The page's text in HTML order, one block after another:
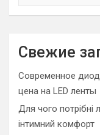
a
c
Свежие
Современное
цена на LED ленты
Для чого потрібні
інтимний комфорт